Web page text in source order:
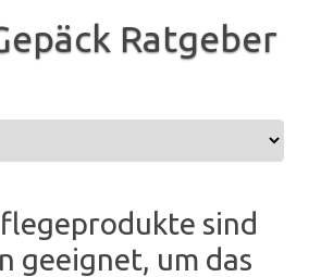
Ratgeber
sind
geeignet, um das